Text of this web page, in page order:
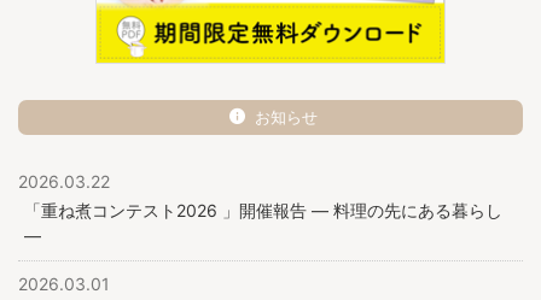
お知らせ
2026.03.22
「重ね煮コンテスト2026 」開催報告 ― 料理の先にある暮らし
―
2026.03.01